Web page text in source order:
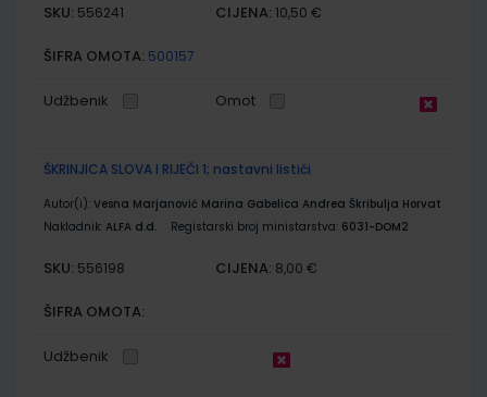
SKU: 556241 CIJENA: 10,50 €
ŠIFRA OMOTA: 500157
Udžbenik Omot
ŠKRINJICA SLOVA I RIJEČI 1; nastavni listići
Autor(i): Vesna Marjanović Marina Gabelica Andrea Škribulja Horvat
Nakladnik: ALFA d.d. Registarski broj ministarstva: 6031-DOM2
SKU: 556198 CIJENA: 8,00 €
ŠIFRA OMOTA:
Udžbenik